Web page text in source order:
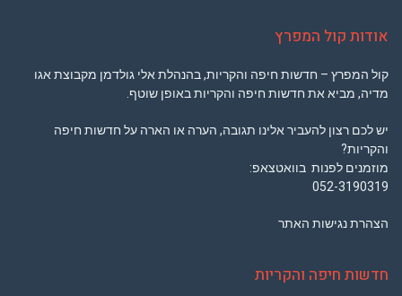
אודות קול המפרץ
קול המפרץ – חדשות חיפה והקריות, בהנהלת אלי גולדמן מקבוצת אגו
מדיה, מביא את חדשות חיפה והקריות באופן שוטף.
יש לכם רצון להעביר אלינו תגובה, הערה או הארה על חדשות חיפה
והקריות?
מוזמנים לפנות בוואטצאפ:
052-3190319
הצהרת נגישות האתר
חדשות חיפה והקריות